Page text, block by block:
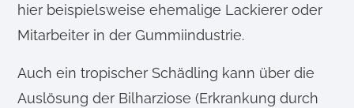
hier beispielsweise ehemalige Lackierer oder
Mitarbeiter in der Gummiindustrie.
Auch ein tropischer Schädling kann über die
Auslösung der Bilharziose (Erkrankung durch